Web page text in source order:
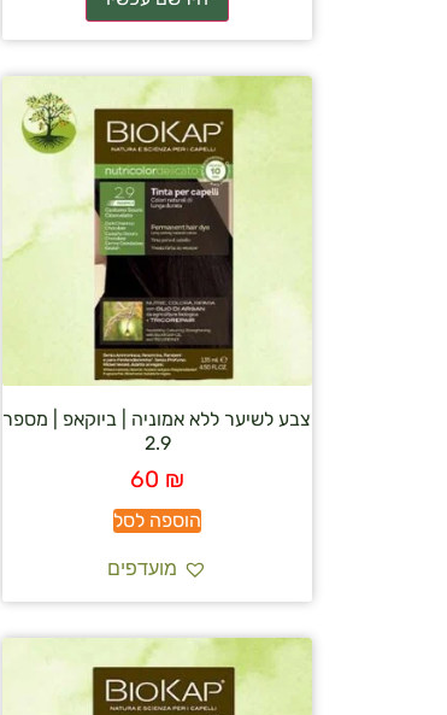
צבע לשיער ללא אמוניה | ביוקאפ | מספר
2.9
60 ₪
הוספה לסל
מועדפים